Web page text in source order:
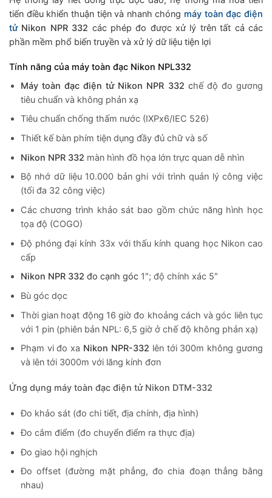
tiến điều khiển thuận tiện và nhanh chóng máy toàn đạc điện
tử Nikon NPR 332 các phép đo được xử lý trên tất cả các
phần mềm phổ biến truyền và xử lý dữ liệu tiện lợi
Tính năng của máy toàn đạc Nikon NPL332
Máy toàn đạc điện tử Nikon NPR 332 chế độ đo gương
tiêu chuẩn và không phản xạ
Tiêu chuẩn chống thấm nước (IXPx6/IEC 526)
Thiết kế bàn phím tiện dụng đầy đủ chữ và số
Nikon NPR 332 màn hình đồ họa lớn trực quan dễ nhìn
Bộ nhớ dữ liệu 10.000 bản ghi với trình quản lý công việc
(tối đa 32 công việc)
Các chương trình khảo sát bao gồm chức năng hình học
tọa độ (COGO)
Độ phóng đại kính 33x với thấu kính quang học Nikon cao
cấp
Nikon NPR 332 đo cạnh góc1″; độ chính xác 5″
Bù góc dọc
Thời gian hoạt động 16 giờ đo khoảng cách và góc liên tục
với 1 pin (phiên bản NPL: 6,5 giờ ở chế độ không phản xạ)
Phạm vi đo xa Nikon NPR-332 lên tới 300m không gương
và lên tới 3000m với lăng kính đơn
Ứng dụng máy toàn đạc điện tử Nikon DTM-332
Đo khảo sát (đo chi tiết, địa chính, địa hình)
Đo cắm điểm (đo chuyển điểm ra thực địa)
Đo giao hội nghịch
Đo offset (đường mặt phẳng, đo chia đoạn thẳng bằng
nhau)